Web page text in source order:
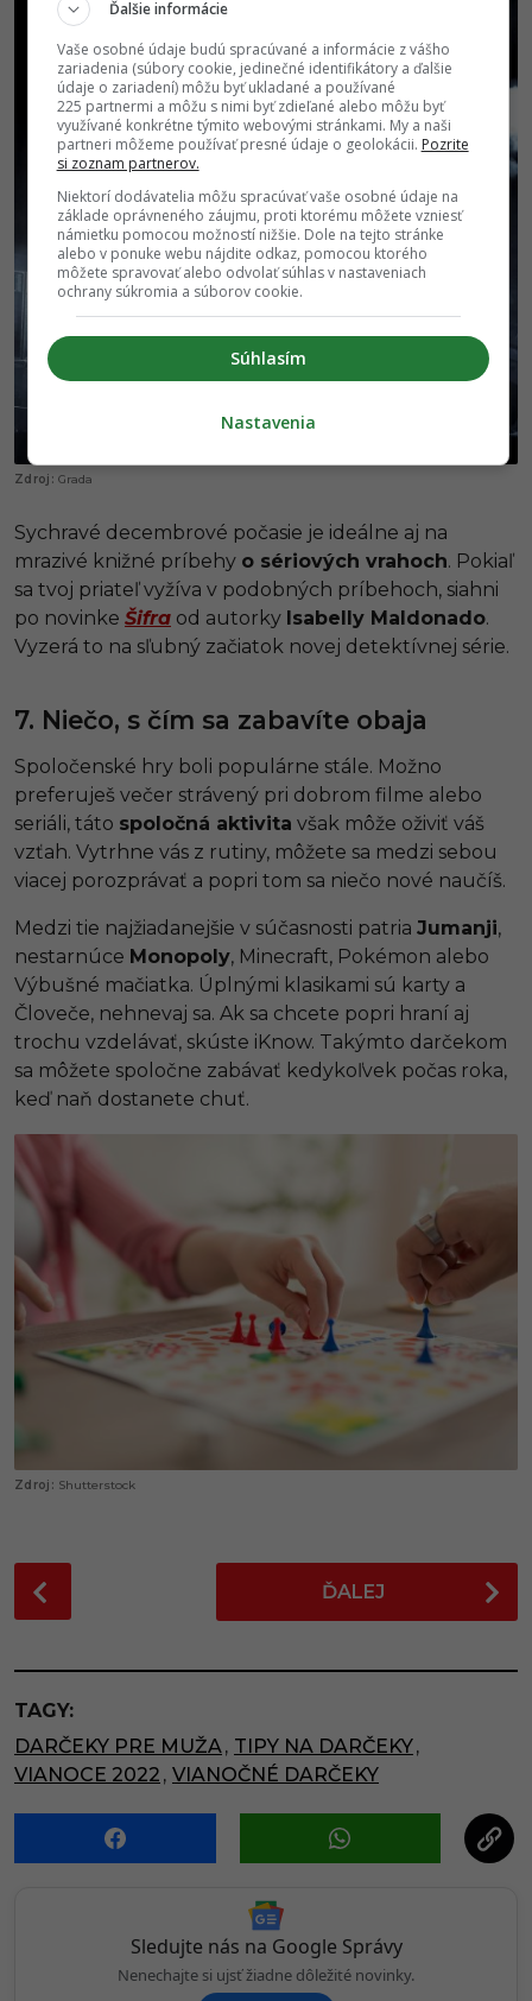
Grada
Sychravé decembrové počasie je ideálne aj na
mrazivé knižné príbehy o sériových vrahoch. Pokiaľ
sa tvoj priateľ vyžíva v podobných príbehoch, siahni
po novinke Šifra od autorky Isabelly Maldonado.
Vyzerá to na sľubný začiatok novej detektívnej série.
7. Niečo, s čím sa zabavíte obaja
Spoločenské hry boli populárne stále. Možno
preferuješ večer strávený pri dobrom filme alebo
seriáli, táto spoločná aktivita však môže oživiť váš
vzťah. Vytrhne vás z rutiny, môžete sa medzi sebou
viacej porozprávať a popri tom sa niečo nové naučíš.
Medzi tie najžiadanejšie v súčasnosti patria Jumanji,
nestarnúce Monopoly, Minecraft, Pokémon alebo
Výbušné mačiatka. Úplnými klasikami sú karty a
Človeče, nehnevaj sa. Ak sa chcete popri hraní aj
trochu vzdelávať, skúste iKnow. Takýmto darčekom
sa môžete spoločne zabávať kedykoľvek počas roka,
keď naň dostanete chuť.
Shutterstock
o
t
P
a
g
i
n
a
ĎALEJ
TAGY:
DARČEKY PRE MUŽA, TIPY NA DARČEKY,
VIANOCE 2022 , VIANOČNÉ DARČEKY
Sledujte nás na Google Správy
Nenechajte si ujsť žiadne dôležité novinky.
Ďalšie informácie
Vaše osobné údaje budú spracúvané a informácie z vášho
zariadenia (súbory cookie, jedinečné identifikátory a ďalšie
údaje o zariadení) môžu byť ukladané a používané
225 partnermi a môžu s nimi byť zdieľané alebo môžu byť
využívané konkrétne týmito webovými stránkami. My a naši
partneri môžeme používať presné údaje o geolokácii. Pozrite
si zoznam partnerov.
Niektorí dodávatelia môžu spracúvať vaše osobné údaje na
základe oprávneného záujmu, proti ktorému môžete vzniesť
námietku pomocou možností nižšie. Dole na tejto stránke
alebo v ponuke webu nájdite odkaz, pomocou ktorého
môžete spravovať alebo odvolať súhlas v nastaveniach
ochrany súkromia a súborov cookie.
Súhlasím
Nastavenia